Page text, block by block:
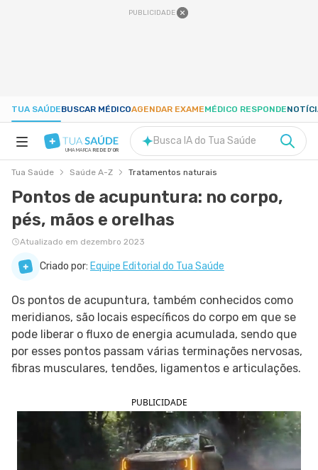
PUBLICIDADE
TUA SAÚDEBUSCAR MÉDICOAGENDAR EXAMEMÉDICO RESPONDE
NUTRIÇÃO
GRAVIDEZ
BEM-ESTAR
SIGA O TUA SAÚDE NAS REDES SOCIAIS
UMA MARCA REDE D'OR
Busca IA do Tua Saúde
Tua Saúde Saúde A-Z Tratamentos naturais
Pontos de acupuntura: no corpo,
pés, mãos e orelhas
Atualizado em dezembro 2023
Criado por: Equipe Editorial do Tua Saúde
Os pontos de acupuntura, também conhecidos como
meridianos, são locais específicos do corpo em que se
pode liberar o fluxo de energia acumulada, sendo que
por esses pontos passam várias terminações nervosas,
fibras musculares, tendões, ligamentos e articulações.
PUBLICIDADE